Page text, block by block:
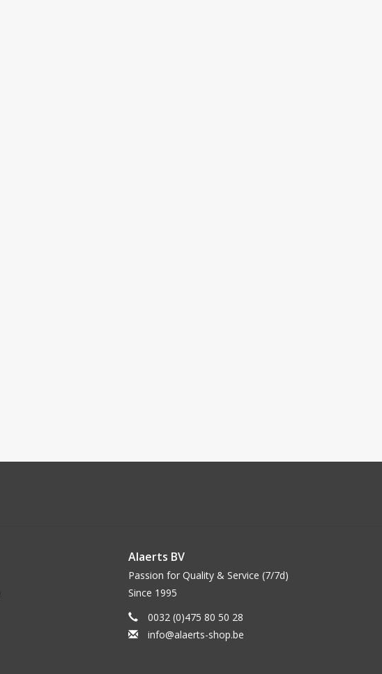
Alaerts BV
Passion for Quality & Service (7/7d)
Since 1995
0032 (0)475 80 50 28
info@alaerts-shop.be